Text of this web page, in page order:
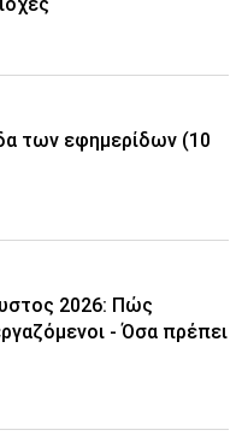
των εφημερίδων (10
2026: Πώς
- Όσα πρέπει